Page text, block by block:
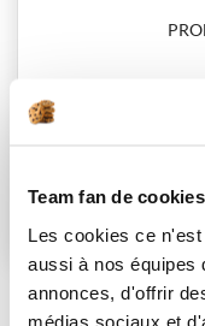
Team fan de
Les cookies ce
aussi à nos équipes
annonces, d'offrir
médias sociaux et